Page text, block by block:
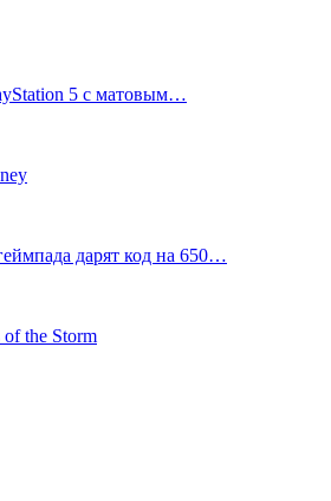
5 с матовым…
дарят код на 650…
the Storm